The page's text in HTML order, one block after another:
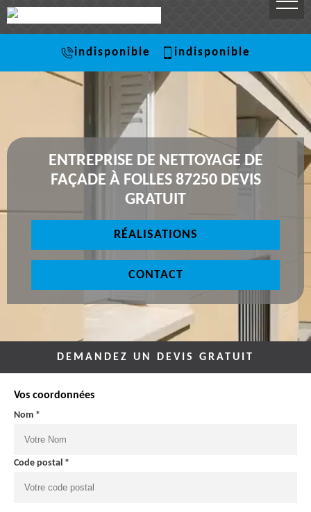
indisponible indisponible
ENTREPRISE DE NETTOYAGE DE
FAÇADE À FOLLES 87250 DEVIS
GRATUIT
RÉALISATIONS
CONTACT
DEMANDEZ UN DEVIS GRATUIT
Vos coordonnées
Nom *
Code postal *